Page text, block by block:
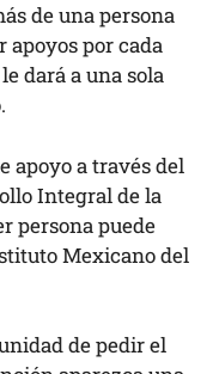
de una persona
apoyos por cada
dará a una sola
apoyo a través del
Integral de la
persona puede
Mexicano del
de pedir el